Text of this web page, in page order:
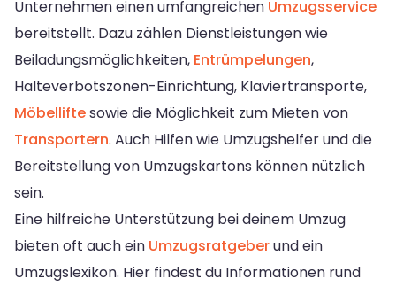
Unternehmen einen umfangreichen Umzugsservice
bereitstellt. Dazu zählen Dienstleistungen wie
Beiladungsmöglichkeiten, Entrümpelungen,
Halteverbotszonen-Einrichtung, Klaviertransporte,
Möbelliftesowie die Möglichkeit zum Mieten von
Transportern. Auch Hilfen wie Umzugshelfer und die
Bereitstellung von Umzugskartons können nützlich
sein.
Eine hilfreiche Unterstützung bei deinem Umzug
bieten oft auch ein Umzugsratgeberund ein
Umzugslexikon. Hier findest du Informationen rund